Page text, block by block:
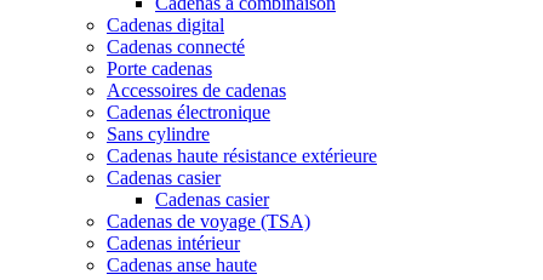
Cadenas digital
Cadenas connecté
Porte cadenas
Accessoires de cadenas
Cadenas électronique
Sans cylindre
Cadenas haute résistance extérieure
Cadenas casier
Cadenas casier
Cadenas de voyage (TSA)
Cadenas intérieur
Cadenas anse haute